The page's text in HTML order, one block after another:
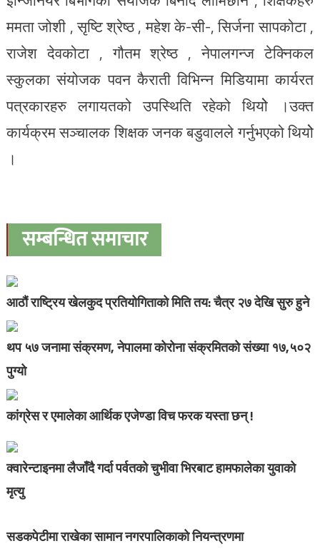
ममता जोशी , सृष्टि श्रेष्ठ , महेश के-सी-, सिर्जना सापकोटा ,
राजेश देवकोटा , गौतम श्रेष्ठ , नेपालगन्ज टेक्निकल
स्कुलका संयोजक पवन कैराती विभिन्न मिडियामा कार्यरत
पत्रकारहरु लगायतको उपस्थिति रहेको थियोे ।उक्त
कार्यक्रम सञ्चालक शिक्षक जनक बडुवालले गर्नुभएको थियोे
।
सम्बन्धित समाचार
आठौं राष्ट्रिय खेलकुद प्रतियोगिताको मिति तय: चैत्र २७ देखि सुरु हुने
थप ५७ जनामा संक्रमण, नेपालमा कोरोना संक्रमितको संख्या १७,५०२
पुग्यो
कांग्रेस र एमालेका आर्थिक एजेण्डा विच फरक यस्ता छन् !
क्वारेन्टाइनमा लैजाँदै गर्दा पर्वतको चुभीवा भिरबाट हामफालेका युवाको
मृत्यु
सडकपेटीमा राखेका सामान नगरपालिकाको नियन्त्रणमा